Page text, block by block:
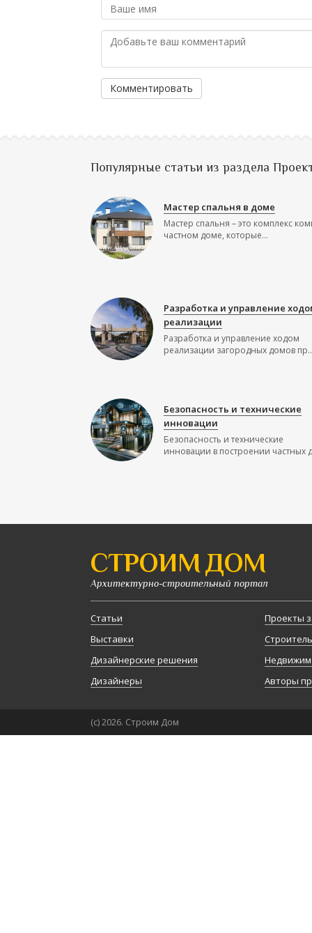
Комментировать
Популярные статьи из раздела
Мастер спальня в доме
Мастер спальня – это комплекс
частном доме, которые...
Разработка и управление
реализации
Разработка и управление ходом
реализации загородных домов
Безопасность и технические
инновации
Безопасность и технические
инновации в построении частных
СТРОИМ ДОМ
Архитектурно-строительный портал
Статьи
Выставки
Дизайнерские решения
Дизайнеры
Проекты
Авторы
(с) 2026. Строим Дом